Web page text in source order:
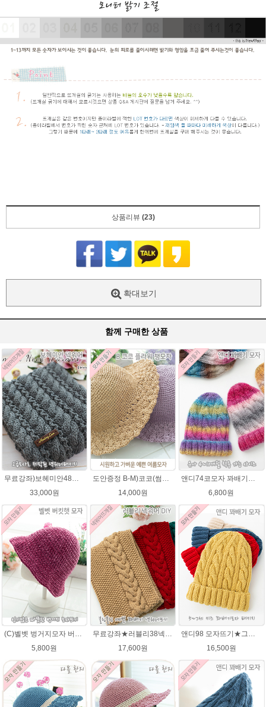
상품리뷰 (23)
확대보기
함께 구매한 상품
33,000원
14,000원
6,800원
(C)벨벳 벙거지모자 버킷햇 코바늘뜨기벨벳모자뜨개질 패키지
5,800원
무료강좌★러블리38넥워머★나코폴라 꽈배기넥워머뜨기 뜨개질
17,600원
앤디98 모자뜨기★그레이스메리노울 털실 뜨개질 키즈 아기모자만들기 앤디모자
16,500원